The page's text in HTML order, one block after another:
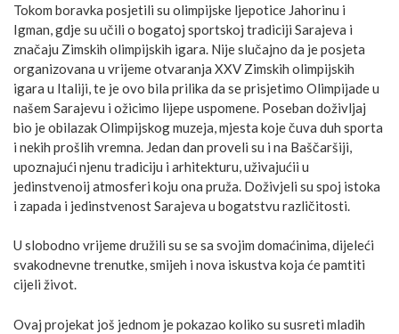
Tokom boravka posjetili su olimpijske ljepotice Jahorinu i
Igman, gdje su učili o bogatoj sportskoj tradiciji Sarajeva i
značaju Zimskih olimpijskih igara. Nije slučajno da je posjeta
organizovana u vrijeme otvaranja XXV Zimskih olimpijskih
igara u Italiji, te je ovo bila prilika da se prisjetimo Olimpijade u
našem Sarajevu i ožicimo lijepe uspomene. Poseban doživljaj
bio je obilazak Olimpijskog muzeja, mjesta koje čuva duh sporta
i nekih prošlih vremna. Jedan dan proveli su i na Baščaršiji,
upoznajući njenu tradiciju i arhitekturu, uživajućii u
jedinstvenoij atmosferi koju ona pruža. Doživjeli su spoj istoka
i zapada i jedinstvenost Sarajeva u bogatstvu različitosti.
U slobodno vrijeme družili su se sa svojim domaćinima, dijeleći
svakodnevne trenutke, smijeh i nova iskustva koja će pamtiti
cijeli život.
Ovaj projekat još jednom je pokazao koliko su susreti mladih